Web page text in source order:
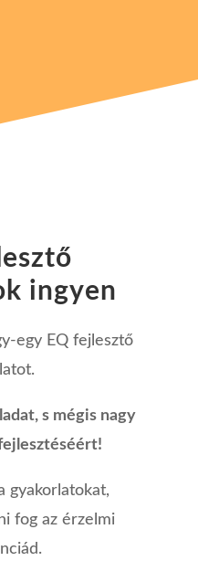
ingyen
egy EQ fejlesztő
s mégis nagy
gyakorlatokat,
fog az érzelmi